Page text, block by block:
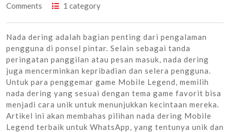
Comments
1 category
Nada dering adalah bagian penting dari pengalaman
pengguna di ponsel pintar. Selain sebagai tanda
peringatan panggilan atau pesan masuk, nada dering
juga mencerminkan kepribadian dan selera pengguna.
Untuk para penggemar game Mobile Legend, memilih
nada dering yang sesuai dengan tema game favorit bisa
menjadi cara unik untuk menunjukkan kecintaan mereka.
Artikel ini akan membahas pilihan nada dering Mobile
Legend terbaik untuk WhatsApp, yang tentunya unik dan